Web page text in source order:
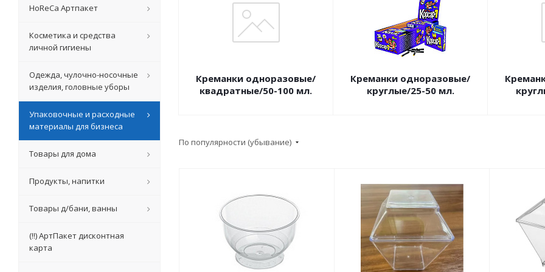
Креманки одноразовые/
квадратные/50-100 мл.
Креманки одноразовые/
круглые/25-50 мл.
По популярности (убывание)
HoReCa Артпакет
Косметика и средства
личной гигиены
Одежда, чулочно-носочные
изделия, головные уборы
Упаковочные и расходные
материалы для бизнеса
Товары для дома
Продукты, напитки
Товары д/бани, ванны
(!!) АртПакет дисконтная
карта